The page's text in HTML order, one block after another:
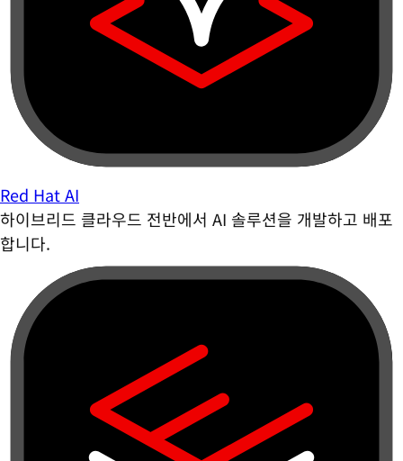
Red Hat AI
하이브리드 클라우드 전반에서 AI 솔루션을 개발하고 배포
합니다.